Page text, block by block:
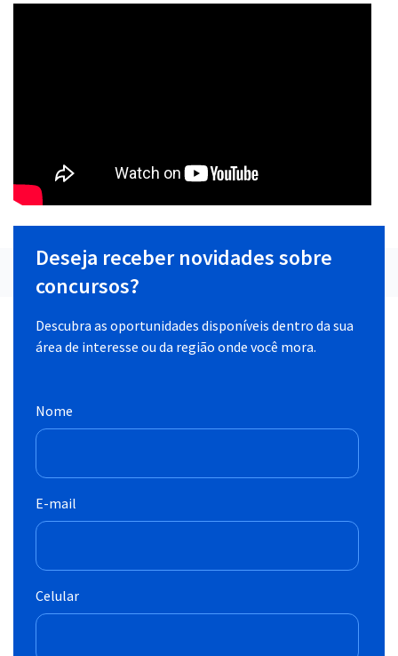
Deseja receber novidades sobre
concursos?
Descubra as oportunidades disponíveis dentro da sua
área de interesse ou da região onde você mora.
Nome
E-mail
Celular